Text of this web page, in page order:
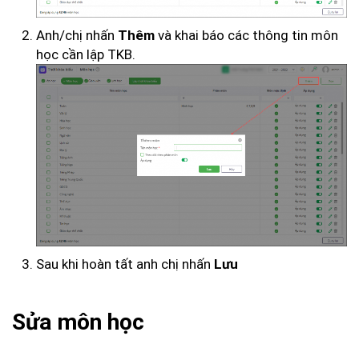
Anh/chị nhấn Thêm và khai báo các thông tin môn
học cần lập TKB.
Sau khi hoàn tất anh chị nhấn Lưu
Sửa môn học